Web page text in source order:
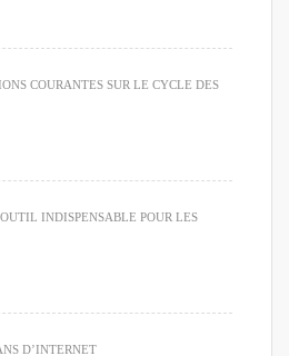
COURANTES SUR LE CYCLE DES
INDISPENSABLE POUR LES
D’INTERNET